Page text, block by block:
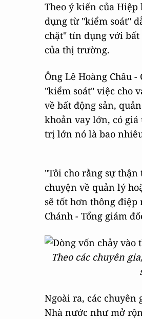
Theo ý kiến của Hiệp
dụng từ "kiểm soát"
chặt" tín dụng với
của thị trường.
Ông Lê Hoàng Châu
"kiểm soát" việc cho
về bất động sản,
khoản vay lớn, có
trị lớn nó là bao
"Tôi cho rằng sự
chuyện về quản lý
sẽ tốt hơn thông
Chánh - Tổng giám
Theo các chuyên
Ngoài ra, các chuyên
Nhà nước như mở